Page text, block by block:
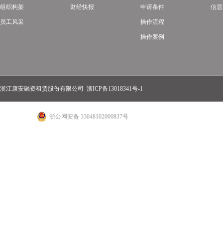
组织构架
员工风采
财经快报 申请条件
操作流程
操作案例
信
浙江康安融资租赁股份有限公司 浙ICP备13018341号-1
浙公网安备 33048102000837号